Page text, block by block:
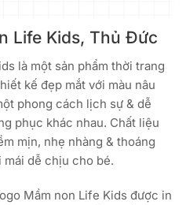
Life Kids, Thủ Đức
là một sản phẩm thời trang
kế đẹp mắt với màu nâu
phong cách lịch sự & dễ
phục khác nhau. Chất liệu
mịn, nhẹ nhàng & thoáng
mái dễ chịu cho bé.
Mầm non Life Kids được in